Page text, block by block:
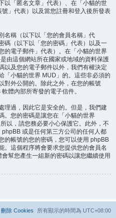
以「匿名文章」代表）、在「小貓的世
」代表）以及當您註冊和登入後所發表
名稱（以下以「您的會員名稱」代
碼（以下以「您的密碼」代表）以及一
的電子郵件」代表）。在「小貓的世界
由這個網站所在國家或地域的資料保護
以及您的電子郵件以外，我們有權決定
「小貓的世界 MUD」的。這些非必須的
對外公開的。除此之外，在您的帳號
體內部所寄發的電子信件。
理過，因此它是安全的。但是，我們建
。您的密碼是讓您在「小貓的世界
以，請您務必要小心保護它。此外，不
或是任何第三方公司的任何人都
的帳號的您的密碼，您可以使用 phpBB
。這個程序將會要求您提供您的會員名
幫您產生一組新的密碼以讓您繼續使用
所有顯示的時間為 UTC+08:00
刪除 Cookies